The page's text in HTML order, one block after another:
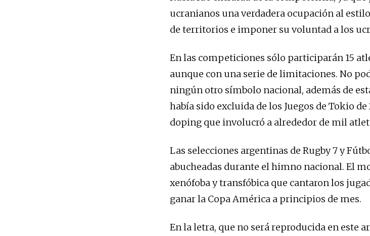
ucranianos una verdadera ocupación al
de territorios e imponer su voluntad a los
En las competiciones sólo participarán 15
aunque con una serie de limitaciones. No
ningún otro símbolo nacional, además de
había sido excluida de los Juegos de Tokio
doping que involucró a alrededor de mil
Las selecciones argentinas de Rugby 7 y
abucheadas durante el himno nacional. El
xenófoba y transfóbica que cantaron los
ganar la Copa América a principios de mes.
En la letra, que no será reproducida en este